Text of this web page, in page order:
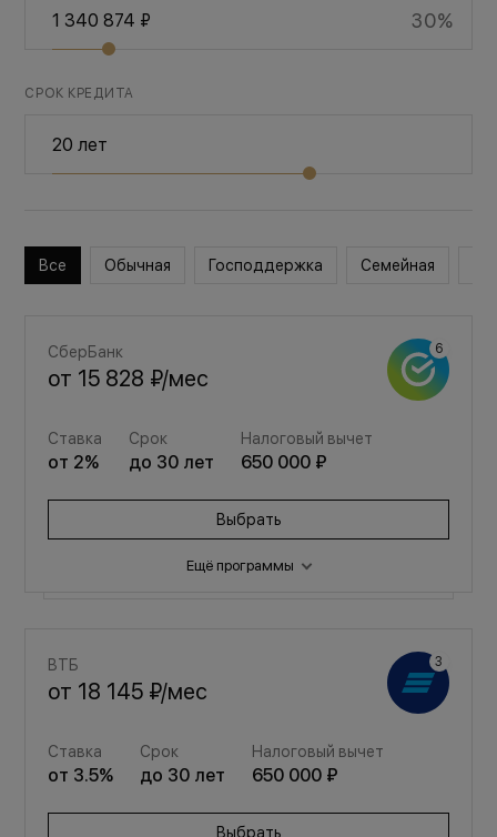
30%
СРОК КРЕДИТА
Все Обычная Господдержка Семейная
СберБанк
от 15 828 ₽/мес
Ставка
от 2%
Срок
до 30 лет
Налоговый вычет
650 000 ₽
Выбрать
Ещё программы
от21 194 ₽ /мес
от3.5% до30 650 000 ₽
Выбрать
ВТБ
от 18 145 ₽/мес
Ставка
от 3.5%
Срок
до 30 лет
Налоговый вычет
650 000 ₽
Выбрать